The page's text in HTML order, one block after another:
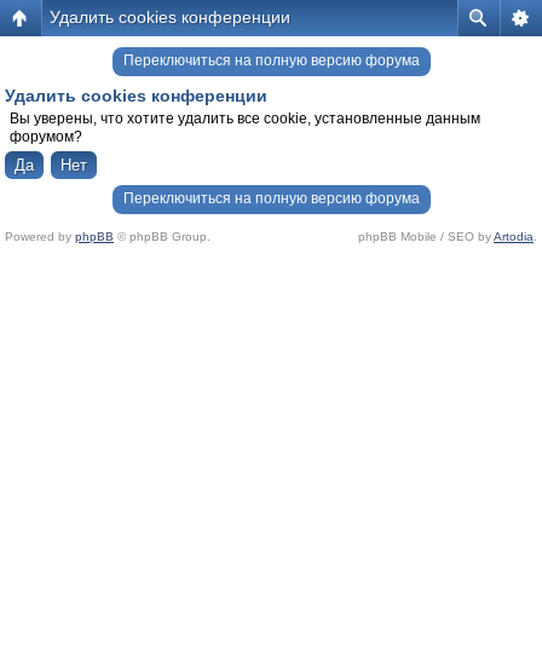
Удалить cookies конференции
Переключиться на полную версию форума
Удалить cookies конференции
Вы уверены, что хотите удалить все cookie, установленные данным
форумом?
Переключиться на полную версию форума
Powered by phpBB © phpBB Group. phpBB Mobile / SEO byArtodia